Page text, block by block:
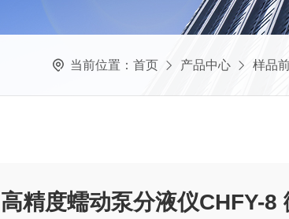
当前位置： 首页 产品中心 样品
高精度蠕动泵分液仪CHFY-8